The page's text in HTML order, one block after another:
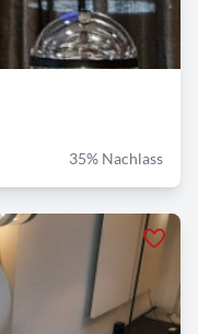
35% Nachlass